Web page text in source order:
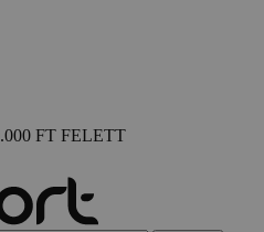
FT FELETT